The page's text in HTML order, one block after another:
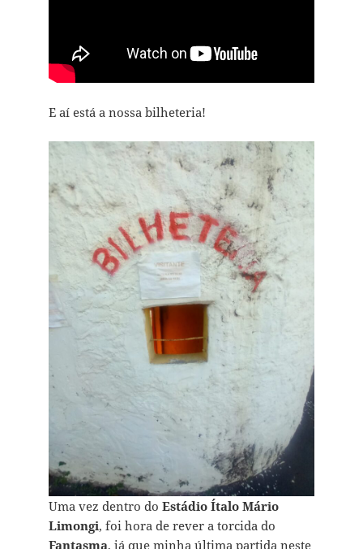
E aí está a nossa bilheteria!
Uma vez dentro do Estádio Ítalo Mário
Limongi, foi hora de rever a torcida do
Fantasma, já que minha última partida neste